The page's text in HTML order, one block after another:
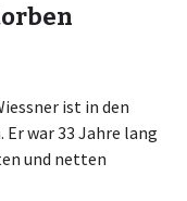
ist in den
war 33 Jahre lang
und netten